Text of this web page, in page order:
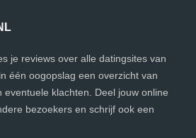
je reviews over alle datingsites van
één oogopslag een overzicht van
klachten. Deel jouw online
bezoekers en schrijf ook een